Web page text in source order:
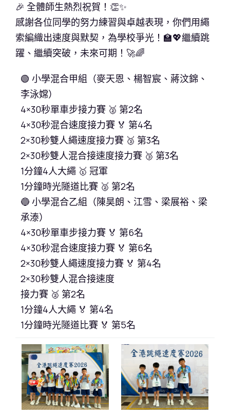
🎉 全體師生熱烈祝賀！👏✨
感謝各位同學的努力練習與卓越表現，你們用繩
索編織出速度與默契，為學校爭光！🏫💖繼續跳
躍、繼續突破，未來可期！🚀🌈
🟢 小學混合甲組（麥天恩、楊智宸、蔣汶錦、
李泳嫦）
4×30秒單車步接力賽 🥈 第2名
4×30秒混合速度接力賽 🏅 第4名
2×30秒雙人繩速度接力賽 🥉 第3名
2×30秒雙人混合接速度接力賽 🥉 第3名
1分鐘4人大繩 🥇 冠軍
1分鐘時光隧道比賽 🥈 第2名
🔵 小學混合乙組（陳昊朗、江雪、梁展裕、梁
承溙）
4×30秒單車步接力賽 🏅 第6名
4×30秒混合速度接力賽 🏅 第6名
2×30秒雙人繩速度接力賽 🏅 第4名
2×30秒雙人混合接速度
接力賽 🥈 第2名
1分鐘4人大繩 🏅 第4名
1分鐘時光隧道比賽 🏅 第5名